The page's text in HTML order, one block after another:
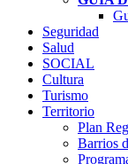
Seguridad
Salud
SOCIAL
Cultura
Turismo
Territorio
Plan
Barrios